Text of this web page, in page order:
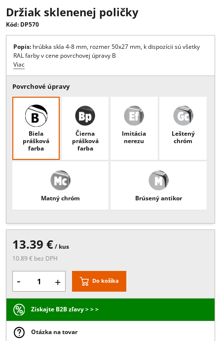
Držiak sklenenej poličky
Kód: DP570
Popis: hrúbka skla 4-8 mm, rozmer 50x27 mm, k dispozícii sú
RAL farby v cene povrchovej úpravy B
Viac
Povrchové úpravy
prášková
Imitácia
nerezu
Matný chróm
13.39 €/ kus
10.89 € bez DPH